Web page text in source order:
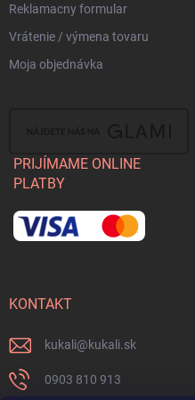
Reklamacny formular
Vrátenie / výmena tovaru
Moja objednávka
PRIJÍMAME ONLINE
PLATBY
KONTAKT
kukali@kukali.sk
0903 810 913